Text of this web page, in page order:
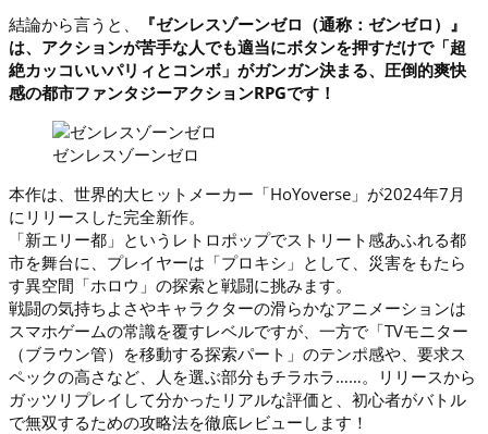
結論から言うと、
『ゼンレスゾーンゼロ（通称：ゼンゼロ）』
は、アクションが苦手な人でも適当にボタンを押すだけで「超
絶カッコいいパリィとコンボ」がガンガン決まる、圧倒的爽快
感の都市ファンタジーアクションRPGです！
ゼンレスゾーンゼロ
本作は、世界的大ヒットメーカー「HoYoverse」が2024年7月
にリリースした完全新作。
「新エリー都」というレトロポップでストリート感あふれる都
市を舞台に、プレイヤーは「プロキシ」として、災害をもたら
す異空間「ホロウ」の探索と戦闘に挑みます。
戦闘の気持ちよさやキャラクターの滑らかなアニメーションは
スマホゲームの常識を覆すレベルですが、一方で「TVモニター
（ブラウン管）を移動する探索パート」のテンポ感や、要求ス
ペックの高さなど、人を選ぶ部分もチラホラ……。リリースから
ガッツリプレイして分かったリアルな評価と、初心者がバトル
で無双するための攻略法を徹底レビューします！